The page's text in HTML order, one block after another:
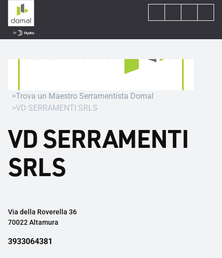
Trova un Maestro Serramentista Domal
VD SERRAMENTI SRLS
VD SERRAMENTI
SRLS
Via della Roverella 36
70022 Altamura
3933064381